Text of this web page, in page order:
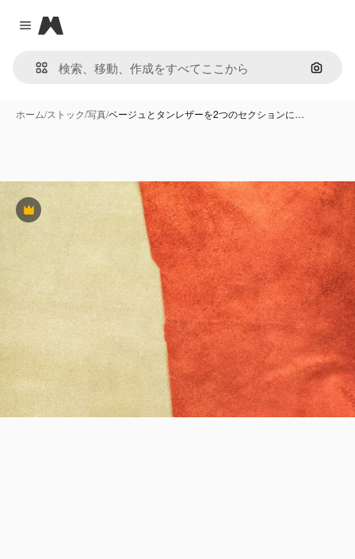
Close menu
Magnific
画像で
ホーム/ストック/写真/ベージュとタンレザーを2つのセクションに…
Premium